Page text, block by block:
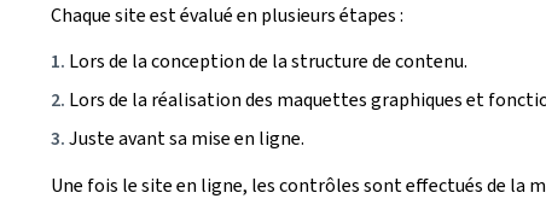
Chaque site est évalué en plusieurs étapes :
Lors de la conception de la structure de contenu.
Lors de la réalisation des maquettes graphiques et
Juste avant sa mise en ligne.
Une fois le site en ligne, les contrôles sont effectués de la